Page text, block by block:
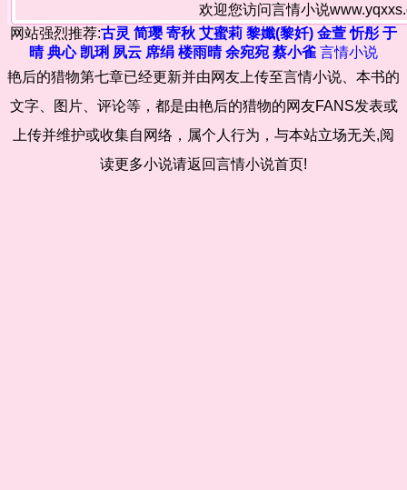
欢迎您访问言情小说
网站强烈推荐:古灵 简璎 寄秋 艾蜜莉 黎孅(黎奷) 金萱 忻彤 于
晴 典心 凯琍 夙云 席绢 楼雨晴 余宛宛 蔡小雀 言情小说
艳后的猎物第七章已经更新并由网友上传至言情小说、本书的
文字、图片、评论等，都是由艳后的猎物的网友FANS发表或
上传并维护或收集自网络，属个人行为，与本站立场无关,阅
读更多小说请返回言情小说首页!